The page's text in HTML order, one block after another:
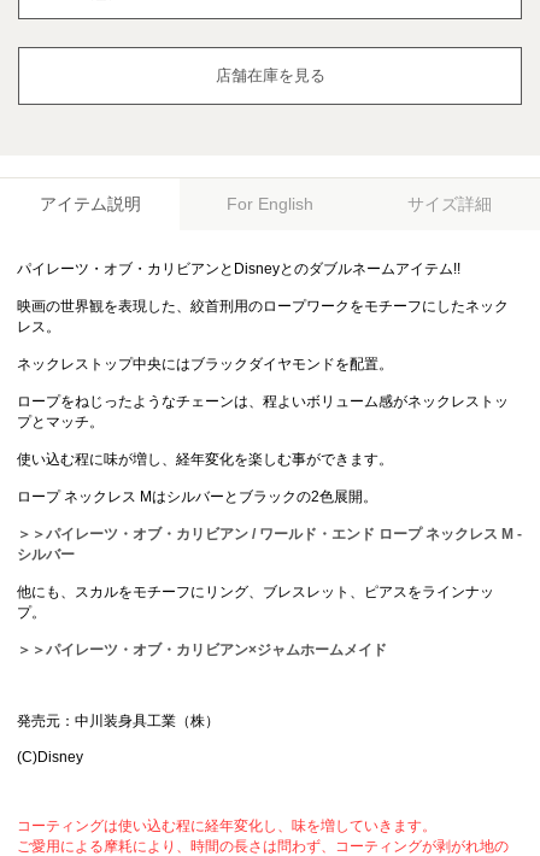
店舗在庫を見る
アイテム説明 For English サイズ詳細
パイレーツ・オブ・カリビアンとDisneyとのダブルネームアイテム!!
映画の世界観を表現した、絞首刑用のロープワークをモチーフにしたネック
レス。
ネックレストップ中央にはブラックダイヤモンドを配置。
ロープをねじったようなチェーンは、程よいボリューム感がネックレストッ
プとマッチ。
使い込む程に味が増し、経年変化を楽しむ事ができます。
ロープ ネックレス Mはシルバーとブラックの2色展開。
＞＞パイレーツ・オブ・カリビアン / ワールド・エンド ロープ ネックレス M -
シルバー
他にも、スカルをモチーフにリング、ブレスレット、ピアスをラインナッ
プ。
＞＞パイレーツ・オブ・カリビアン×ジャムホームメイド
発売元：中川装身具工業（株）
(C)Disney
コーティングは使い込む程に経年変化し、味を増していきます。
ご愛用による摩耗により、時間の長さは問わず、コーティングが剥がれ地の